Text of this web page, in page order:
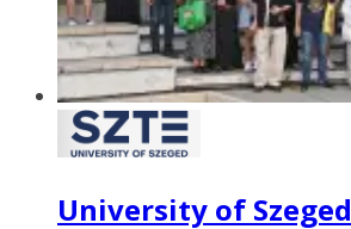
University of Szeged